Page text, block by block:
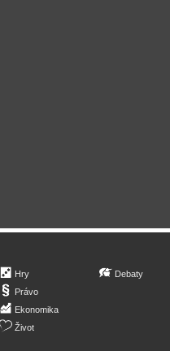
Hry
Právo
Ekonomika
Život
Debaty